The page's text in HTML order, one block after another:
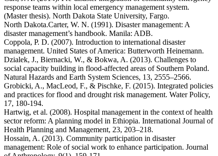
response teams within local emergency management system.
(Master thesis). North Dakota State University, Fargo.
North Dakota.Carter, W. N. (1991). Disaster management: A
disaster management’s handbook. Manila: ADB.
Coppola, P. D. (2007). Introduction to international disaster
management. United States of America: Butterworth Heinemann.
Dzialek, J., Biernacki, W., & Bokwa, A. (2013). Challenges to
social capacity building in flood-affected areas of Southern Poland.
Natural Hazards and Earth System Sciences, 13, 2555–2566.
Grobicki, A., MacLeod, F., & Pischke, F. (2015). Integrated policies
and practices for flood and drought risk management. Water Policy,
17, 180-194.
Hartwig, et al. (2008). Hospital management in the context of health
sector reform: A planning model in Ethiopia. International Journal of
Health Planning and Management, 23, 203–218.
Hossain, A. (2013). Community participation in disaster
management: Role of social work to enhance participation. Journal